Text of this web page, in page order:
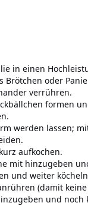
in einen
Brötchen oder
verrühren.
formen
werden lassen;
aufkochen.
mit hinzugeben
und weiter
(damit
und